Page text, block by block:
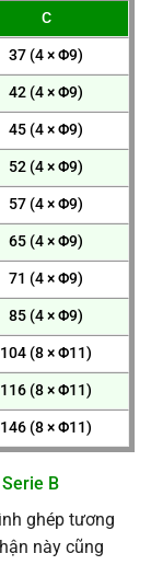
C
37 (4 × Φ9)
42 (4 × Φ9)
45 (4 × Φ9)
52 (4 × Φ9)
57 (4 × Φ9)
65 (4 × Φ9)
71 (4 × Φ9)
85 (4 × Φ9)
104 (8 × Φ11)
116 (8 × Φ11)
146 (8 × Φ11)
B
ghép tương
này cũng